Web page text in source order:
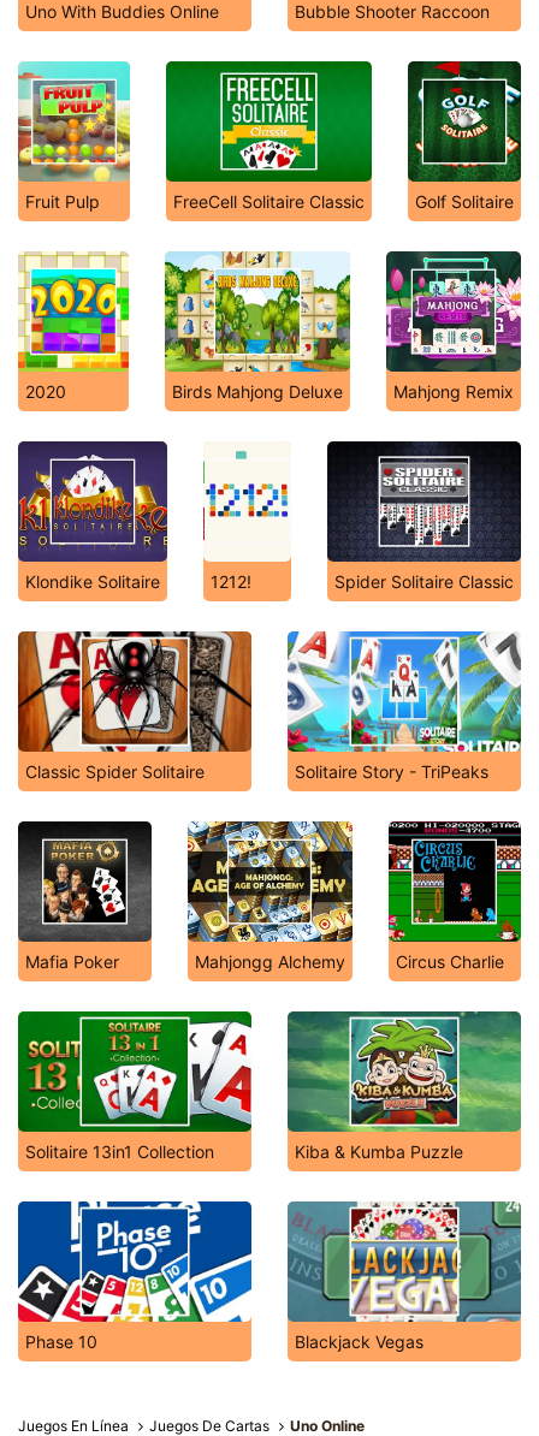
Uno With Buddies Online Bubble Shooter Raccoon
Fruit Pulp FreeCell Solitaire Classic Golf Solitaire
2020 Birds Mahjong Deluxe Mahjong Remix
Klondike Solitaire 1212! Spider Solitaire Classic
Classic Spider Solitaire Solitaire Story - TriPeaks
Mafia Poker Mahjongg Alchemy Circus Charlie
Solitaire 13in1 Collection Kiba & Kumba Puzzle
Phase 10 Blackjack Vegas
Juegos En Línea Juegos De Cartas Uno Online